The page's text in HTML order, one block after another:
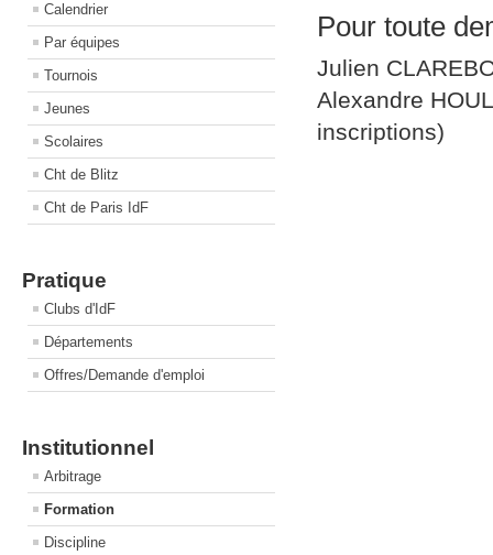
Calendrier
Par équipes
Tournois
Jeunes
Scolaires
Cht de Blitz
Cht de Paris IdF
Pratique
Clubs d'IdF
Départements
Offres/Demande d'emploi
Institutionnel
Arbitrage
Formation
Discipline
Pour toute
Julien
Alexandre
inscriptions)